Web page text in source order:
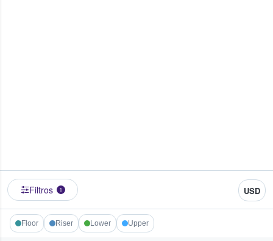
Filtros 1 USD
Floor Riser Lower Upper